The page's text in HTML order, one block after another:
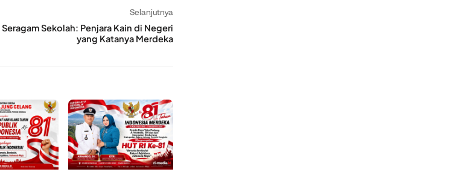
Selanjutnya
Seragam Sekolah: Penjara Kain di Negeri
yang Katanya Merdeka